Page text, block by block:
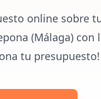
online sobre
(Málaga)
tu presupuesto!